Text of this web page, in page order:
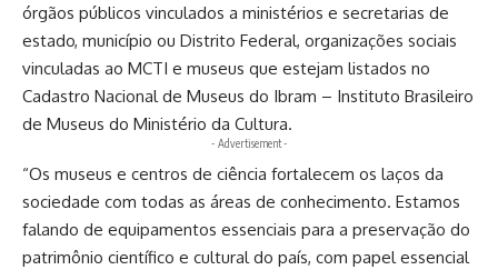
órgãos públicos vinculados a ministérios e secretarias de
estado, município ou Distrito Federal, organizações sociais
vinculadas ao MCTI e museus que estejam listados no
Cadastro Nacional de Museus do Ibram – Instituto Brasileiro
de Museus do Ministério da Cultura.
- Advertisement -
“Os museus e centros de ciência fortalecem os laços da
sociedade com todas as áreas de conhecimento. Estamos
falando de equipamentos essenciais para a preservação do
patrimônio científico e cultural do país, com papel essencial